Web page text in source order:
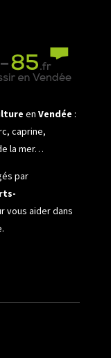
en Vendée :
caprine,
la mer…
par
vous aider dans